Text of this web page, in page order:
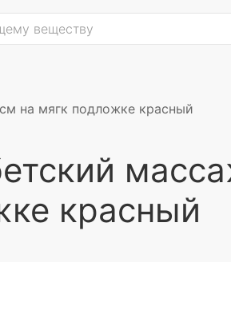
на мягк подложке красный
красный